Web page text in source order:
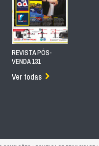
REVISTA PÓS-
VENDA 131
Ver todas